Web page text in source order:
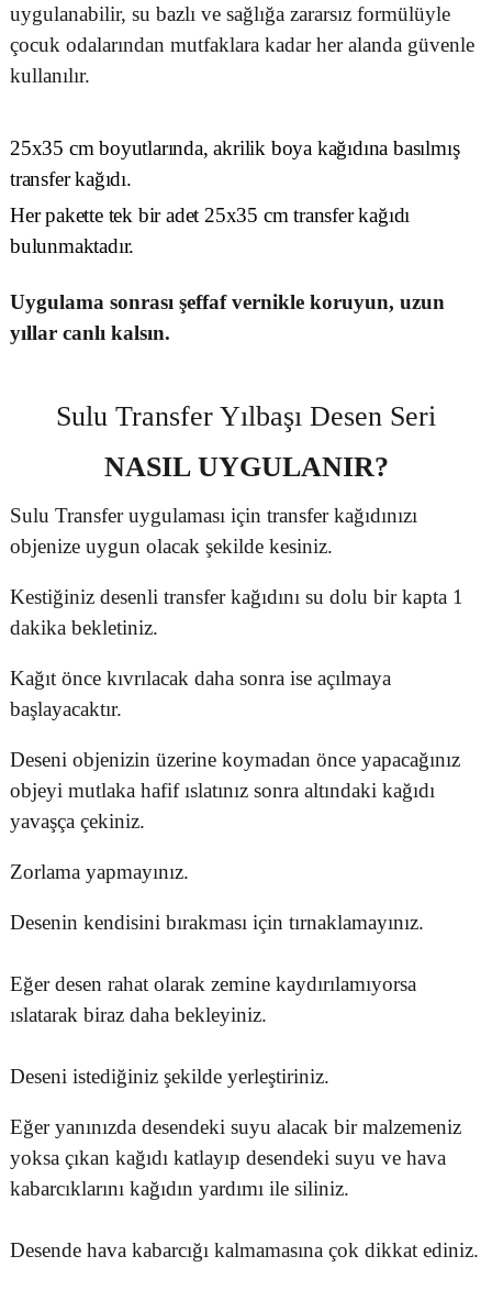
uygulanabilir, su bazlı ve sağlığa zararsız formülüyle
çocuk odalarından mutfaklara kadar her alanda güvenle
kullanılır.
25x35 cm boyutlarında, akrilik boya kağıdına basılmış
transfer kağıdı.
Her pakette tek bir adet 25x35 cm transfer kağıdı
bulunmaktadır.
Uygulama sonrası şeffaf vernikle koruyun, uzun
yıllar canlı kalsın.
Sulu Transfer Yılbaşı Desen Seri
NASIL UYGULANIR?
Sulu Transfer uygulaması için transfer kağıdınızı
objenize uygun olacak şekilde kesiniz.
Kestiğiniz desenli transfer kağıdını su dolu bir kapta 1
dakika bekletiniz.
Kağıt önce kıvrılacak daha sonra ise açılmaya
başlayacaktır.
Deseni objenizin üzerine koymadan önce yapacağınız
objeyi mutlaka hafif ıslatınız sonra altındaki kağıdı
yavaşça çekiniz.
Zorlama yapmayınız.
Desenin kendisini bırakması için tırnaklamayınız.
Eğer desen rahat olarak zemine kaydırılamıyorsa
ıslatarak biraz daha bekleyiniz.
Deseni istediğiniz şekilde yerleştiriniz.
Eğer yanınızda desendeki suyu alacak bir malzemeniz
yoksa çıkan kağıdı katlayıp desendeki suyu ve hava
kabarcıklarını kağıdın yardımı ile siliniz.
Desende hava kabarcığı kalmamasına çok dikkat ediniz.